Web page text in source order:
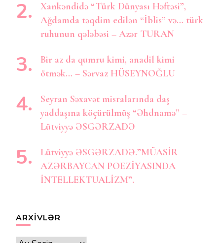
Xankəndidə “Türk Dünyası Həftəsi”,
Ağdamda təqdim edilən “İblis” və… türk
ruhunun qələbəsi – Azər TURAN
Bir az da qumru kimi, anadil kimi
ötmək… – Sərvaz HÜSEYNOĞLU
Seyran Səxavət misralarında daş
yaddaşına köçürülmüş “Əhdnamə” –
Lütviyyə ƏSGƏRZADƏ
Lütviyyə ƏSGƏRZADƏ.”MÜASİR
AZƏRBAYCAN POEZİYASINDA
İNTELLEKTUALİZM”.
ARXIVLƏR